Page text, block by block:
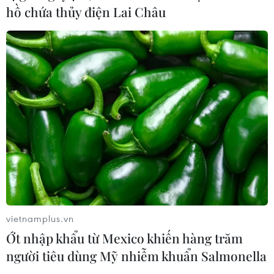
Từ Quảng Ninh đến Quảng Trị chủ
động ứng phó với áp thấp nhiệt đới
07/08/2026 08:21
Hạn hán nghiêm trọng đe dọa "huyết
mạch" kinh tế châu Âu
07/08/2026 07:58
17 giờ ngày 7/8, mở cửa tràn xả mặt
điều tiết hồ chứa thủy điện Lai Châu
Di dời hộ dân bị ảnh hưởng bụi, mùi
hồ chứa thủy điện Lai Châu
vietnamplus.vn
Ớt nhập khẩu từ Mexico khiến hàng trăm
người tiêu dùng Mỹ nhiễm khuẩn Salmonella